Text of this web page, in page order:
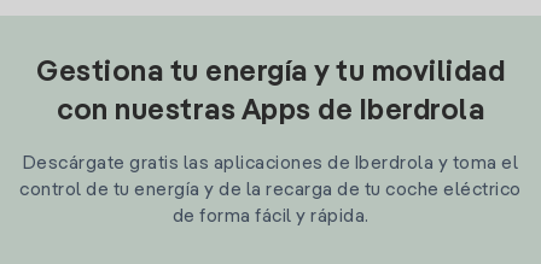
Gestiona tu energía y tu movilidad
con nuestras Apps de Iberdrola
Descárgate gratis las aplicaciones de Iberdrola y toma el
control de tu energía y de la recarga de tu coche eléctrico
de forma fácil y rápida.